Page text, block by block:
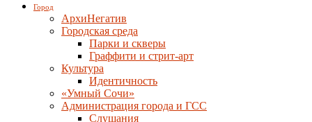
Город
АрхиНегатив
Городская среда
Парки и скверы
Граффити и стрит-арт
Культура
Идентичность
«Умный Сочи»
Администрация города и ГСС
Слушания